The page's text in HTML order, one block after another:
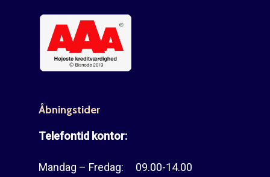
Åbningstider
Telefontid kontor:
Mandag – Fredag: 09.00-14.00